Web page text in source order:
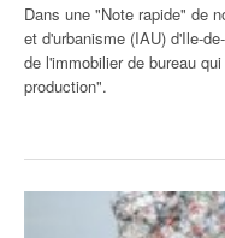
Dans une "Note rapide" de
et d'urbanisme (IAU) d'Ile-
de l'immobilier de bureau
production".